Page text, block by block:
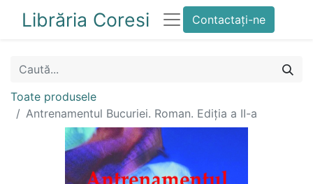
Librăria Coresi Contactați-ne
Toate produsele
Antrenamentul Bucuriei. Roman. Ediția a II-a